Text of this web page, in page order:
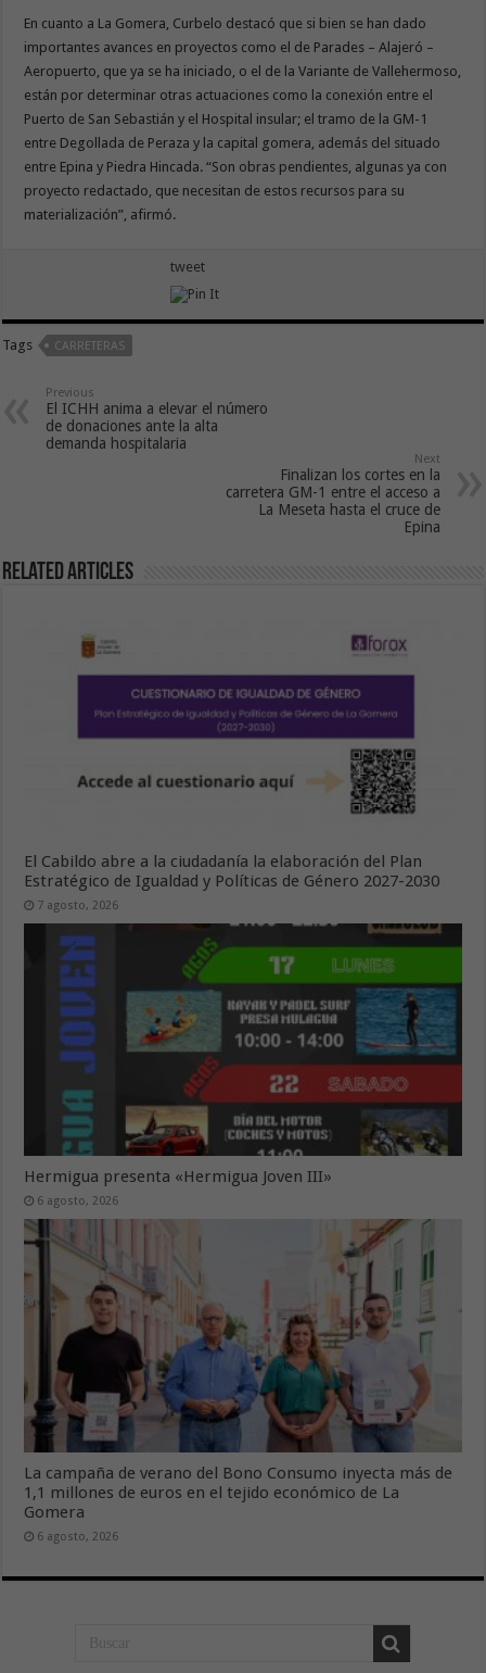
En cuanto a La Gomera, Curbelo destacó que si bien se han dado
importantes avances en proyectos como el de Parades – Alajeró –
Aeropuerto, que ya se ha iniciado, o el de la Variante de Vallehermoso,
están por determinar otras actuaciones como la conexión entre el
Puerto de San Sebastián y el Hospital insular; el tramo de la GM-1
entre Degollada de Peraza y la capital gomera, además del situado
entre Epina y Piedra Hincada. “Son obras pendientes, algunas ya con
proyecto redactado, que necesitan de estos recursos para su
materialización”, afirmó.
tweet
Tags CARRETERAS
Previous
El ICHH anima a elevar el número
de donaciones ante la alta
demanda hospitalaria
Next
Finalizan los cortes en la
carretera GM-1 entre el acceso a
La Meseta hasta el cruce de
Epina
Related Articles
El Cabildo abre a la ciudadanía la elaboración del Plan
Estratégico de Igualdad y Políticas de Género 2027-2030
7 agosto, 2026
Hermigua presenta «Hermigua Joven III»
6 agosto, 2026
La campaña de verano del Bono Consumo inyecta más de
1,1 millones de euros en el tejido económico de La
Gomera
6 agosto, 2026